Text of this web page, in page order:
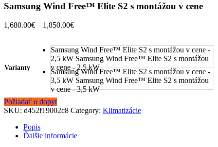
Samsung Wind Free™ Elite S2 s montážou v cene
1,680.00€ – 1,850.00€Price
through
1,850.00€
Varianty
Samsung Wind Free™ Elite S2 s montážou v cene -
2,5 kW Samsung Wind Free™ Elite S2 s montážou
v cene - 2,5 kW
Samsung Wind Free™ Elite S2 s montážou v cene -
3,5 kW Samsung Wind Free™ Elite S2 s montážou
v cene - 3,5 kW
Požiadať o dopyt
SKU: d452f19002c8 Category: Klimatizácie
Popis
Ďalšie informácie